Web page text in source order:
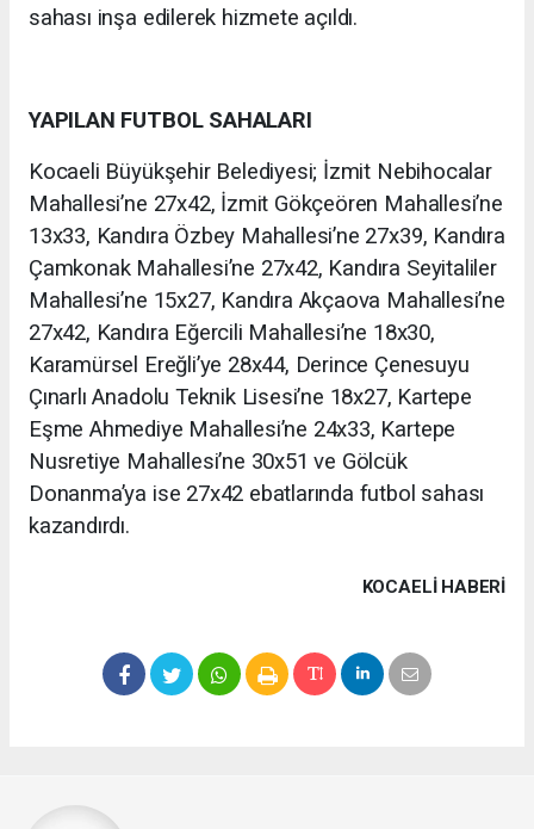
sahası inşa edilerek hizmete açıldı.
YAPILAN FUTBOL SAHALARI
Kocaeli Büyükşehir Belediyesi; İzmit Nebihocalar
Mahallesi’ne 27x42, İzmit Gökçeören Mahallesi’ne
13x33, Kandıra Özbey Mahallesi’ne 27x39, Kandıra
Çamkonak Mahallesi’ne 27x42, Kandıra Seyitaliler
Mahallesi’ne 15x27, Kandıra Akçaova Mahallesi’ne
27x42, Kandıra Eğercili Mahallesi’ne 18x30,
Karamürsel Ereğli’ye 28x44, Derince Çenesuyu
Çınarlı Anadolu Teknik Lisesi’ne 18x27, Kartepe
Eşme Ahmediye Mahallesi’ne 24x33, Kartepe
Nusretiye Mahallesi’ne 30x51 ve Gölcük
Donanma’ya ise 27x42 ebatlarında futbol sahası
kazandırdı.
KOCAELI HABERİ